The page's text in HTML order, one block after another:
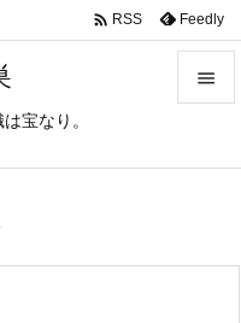
宝なり。

 RSS Feedly